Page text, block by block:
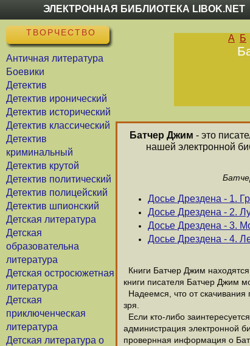
ЭЛЕКТРОННАЯ БИБЛИОТЕКА LIBOK.NET
ТВОРЧЕСТВО
Античная литература
Боевики
Детектив
Детектив иронический
Детектив исторический
Детектив классический
Детектив
криминальный
Детектив крутой
Детектив политический
Детектив полицейский
Детектив шпионский
Детская литература
Детская
образовательна
литература
Детская остросюжетная
литература
Детская
приключенческая
литература
Детская литература о
А Б
Батчер Джим - это
нашей электронной
Досье Дрездена - 1.
Досье Дрездена - 2.
Досье Дрездена - 3.
Досье Дрездена - 4.
Книги Батчер Джим
книги писателя Батчер Джим
Надеемся, что от скачивания
зря.
Если кто-либо
администрация электронной
провернная информация о